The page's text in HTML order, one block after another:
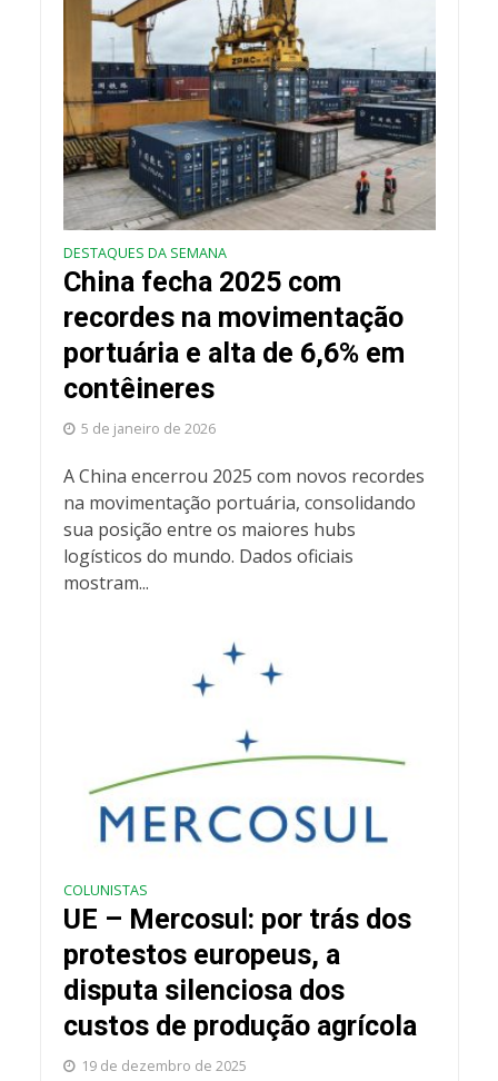
DESTAQUES DA SEMANA
China fecha 2025 com
recordes na movimentação
portuária e alta de 6,6% em
contêineres
5 de janeiro de 2026
A China encerrou 2025 com novos recordes
na movimentação portuária, consolidando
sua posição entre os maiores hubs
logísticos do mundo. Dados oficiais
mostram...
COLUNISTAS
UE – Mercosul: por trás dos
protestos europeus, a
disputa silenciosa dos
custos de produção agrícola
19 de dezembro de 2025